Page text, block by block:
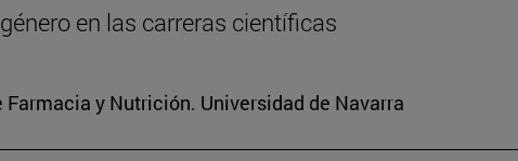
en las carreras científicas
y Nutrición. Universidad de Navarra